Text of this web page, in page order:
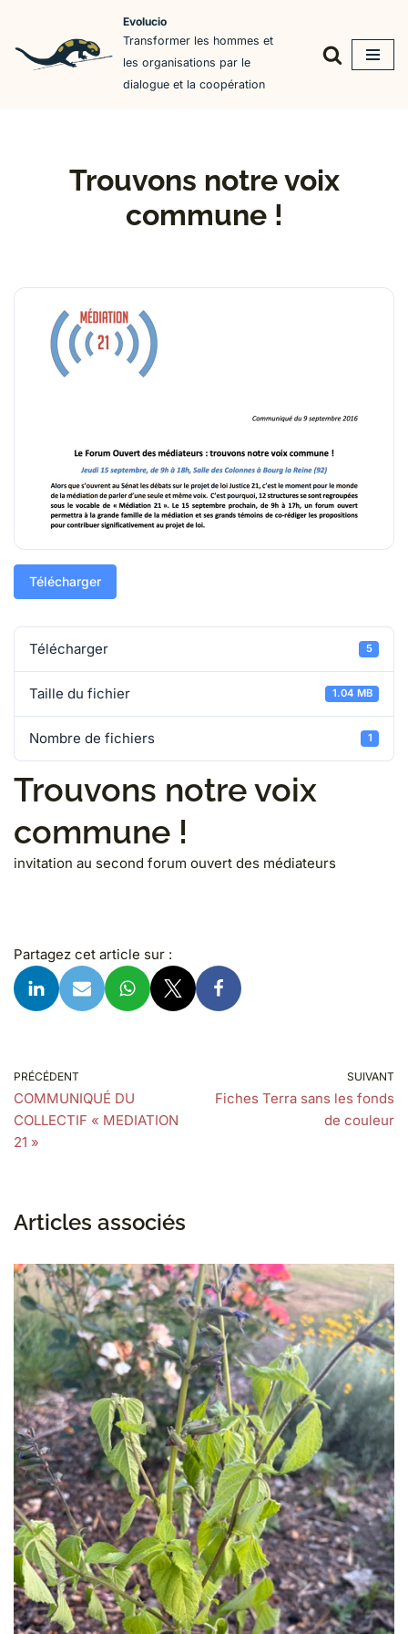
Aller
Evolucio
Transformer les hommes et
les organisations par le
dialogue et la coopération
Trouvons notre voix
commune !
Télécharger
Télécharger 5
Taille du fichier 1.04 MB
Nombre de fichiers 1
Trouvons notre voix
commune !
invitation au second forum ouvert des médiateurs
Partagez cet article sur :
PRÉCÉDENT
COMMUNIQUÉ DU
COLLECTIF « MEDIATION
21 »
SUIVANT
Fiches Terra sans les fonds
de couleur
Articles associés